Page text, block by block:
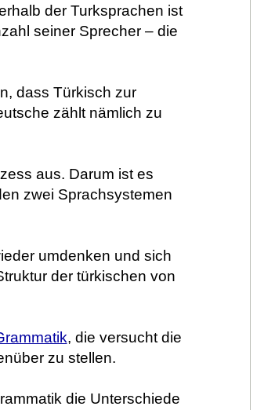
der Turksprachen ist
seiner Sprecher – die
dass Türkisch zur
zählt nämlich zu
aus. Darum ist es
zwei Sprachsystemen
umdenken und sich
der türkischen von
, die versucht die
zu stellen.
die Unterschiede